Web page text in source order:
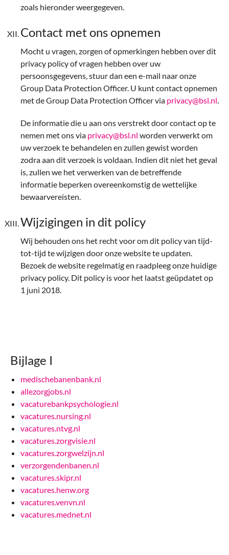
zoals hieronder weergegeven.
Contact met ons opnemen
Mocht u vragen, zorgen of opmerkingen hebben over dit
privacy policy of vragen hebben over uw
persoonsgegevens, stuur dan een e-mail naar onze
Group Data Protection Officer. U kunt contact opnemen
met de Group Data Protection Officer via privacy@bsl.nl.
De informatie die u aan ons verstrekt door contact op te
nemen met ons via privacy@bsl.nl worden verwerkt om
uw verzoek te behandelen en zullen gewist worden
zodra aan dit verzoek is voldaan. Indien dit niet het geval
is, zullen we het verwerken van de betreffende
informatie beperken overeenkomstig de wettelijke
bewaarvereisten.
Wijzigingen in dit policy
Wij behouden ons het recht voor om dit policy van tijd-
tot-tijd te wijzigen door onze website te updaten.
Bezoek de website regelmatig en raadpleeg onze huidige
privacy policy. Dit policy is voor het laatst geüpdatet op
1 juni 2018.
Bijlage I
medischebanenbank.nl
allezorgjobs.nl
vacaturebankpsychologie.nl
vacatures.nursing.nl
vacatures.ntvg.nl
vacatures.zorgvisie.nl
vacatures.zorgwelzijn.nl
verzorgendenbanen.nl
vacatures.skipr.nl
vacatures.henw.org
vacatures.venvn.nl
vacatures.mednet.nl